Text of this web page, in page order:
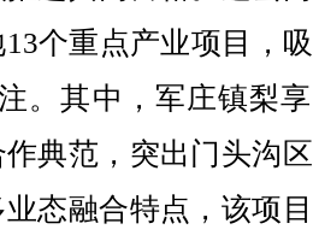
个重点产业项目，
。其中，军庄镇梨
作典范，突出门头沟
态融合特点，该项